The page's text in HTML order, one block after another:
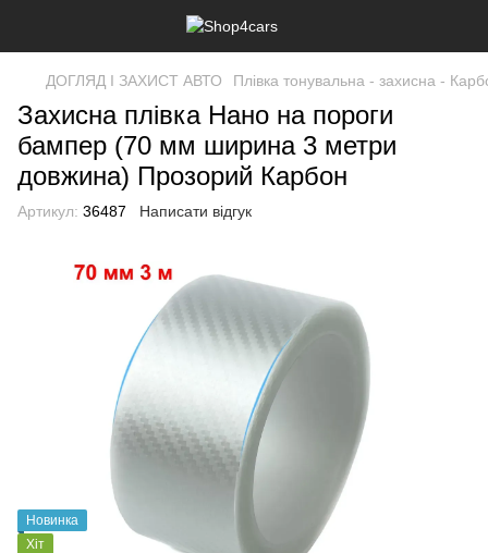
ДОГЛЯД І ЗАХИСТ АВТО Плівка тонувальна - захисна -
Захисна плівка Нано на пороги
бампер (70 мм ширина 3 метри
довжина) Прозорий Карбон
Артикул: 36487 Написати відгук
Новинка
Хіт